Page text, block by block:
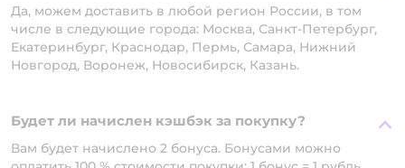
Да, можем доставить в любой регион России, в том
числе в следующие города: Москва, Санкт-Петербург,
Екатеринбург, Краснодар, Пермь, Самара, Нижний
Новгород, Воронеж, Новосибирск, Казань.
Будет ли начислен кэшбэк за покупку?
Вам будет начислено 2 бонуса. Бонусами можно